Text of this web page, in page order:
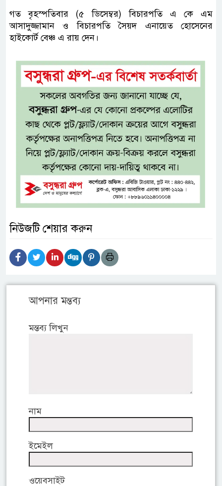
গত বৃহস্পতিবার (৫ ডিসেম্বর) বিচারপতি এ কে এম
আসাদুজ্জামান ও বিচারপতি সৈয়দ এনায়েত হোসেনের
হাইকোর্ট বেঞ্চ এ রায় দেন।
নিউজটি শেয়ার করুন
আপনার মন্তব্য
মন্তব্য লিখুন
নাম
ইমেইল
ওয়েবসাইট